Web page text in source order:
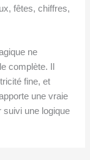
fêtes, chiffres,
ne
complète. Il
fine, et
une vraie
suivi une logique